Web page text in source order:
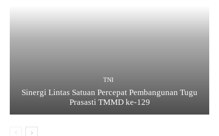
TNI
Sinergi Lintas Satuan Percepat Pembangunan Tugu
Prasasti TMMD ke-129